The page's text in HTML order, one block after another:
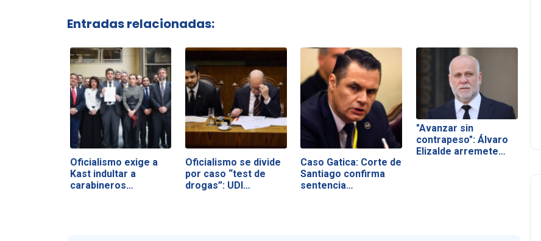
Entradas relacionadas:
Oficialismo exige a
Kast indultar a
carabineros…
Oficialismo se divide
por caso “test de
drogas”: UDI…
Caso Gatica: Corte de
Santiago confirma
sentencia…
"Avanzar sin
contrapeso": Álvaro
Elizalde arremete…